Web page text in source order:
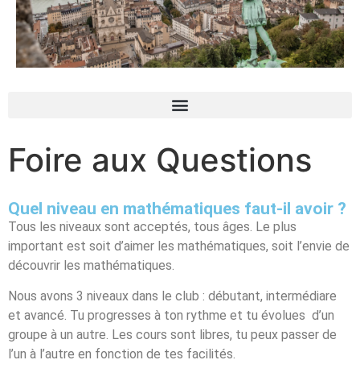
Foire aux Questions
Quel niveau en mathématiques faut-il avoir ?
Tous les niveaux sont acceptés, tous âges. Le plus
important est soit d’aimer les mathématiques, soit l’envie de
découvrir les mathématiques.
Nous avons 3 niveaux dans le club : débutant, intermédiare
et avancé. Tu progresses à ton rythme et tu évolues d’un
groupe à un autre. Les cours sont libres, tu peux passer de
l’un à l’autre en fonction de tes facilités.